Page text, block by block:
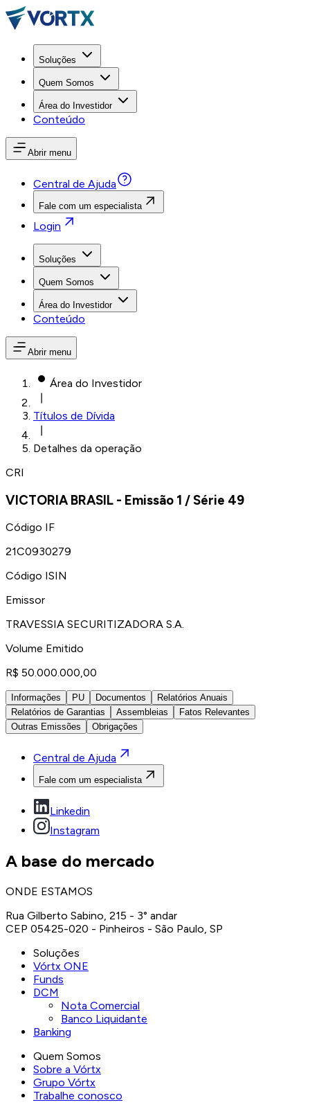
Soluções
Quem Somos
Área do Investidor
Conteúdo
Abrir menu
Central de Ajuda
Fale com um especialista
Login
Soluções
Quem Somos
Área do Investidor
Conteúdo
Abrir menu
Área do Investidor
Títulos de Dívida
Detalhes da operação
CRI
VICTORIA BRASIL - Emissão 1 / Série 49
Código IF
21C0930279
Código ISIN
Emissor
TRAVESSIA SECURITIZADORA S.A.
Volume Emitido
R$ 50.000.000,00
Informações PU Documentos
Relatórios Anuais
Relatórios de Garantias
Assembleias
Fatos Relevantes
Outras Emissões
Obrigações
Central de Ajuda
Fale com um especialista
Linkedin
Instagram
A base do mercado
ONDE ESTAMOS
Rua Gilberto Sabino, 215 - 3° andar
CEP 05425-020 - Pinheiros - São Paulo, SP
Soluções
Vórtx ONE
Funds
DCM
Nota Comercial
Banco Liquidante
Banking
Quem Somos
Sobre a Vórtx
Grupo Vórtx
Trabalhe conosco